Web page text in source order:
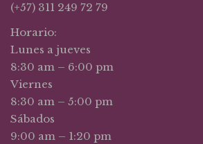
(+57) 311 249 72 79
Horario:
Lunes a jueves
8:30 am – 6:00 pm
Viernes
8:30 am – 5:00 pm
Sábados
9:00 am – 1:20 pm